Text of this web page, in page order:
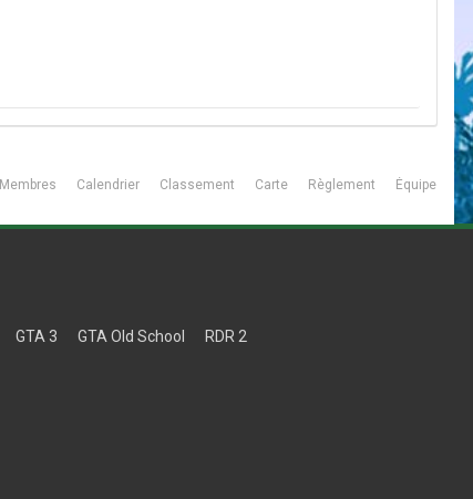
Membres Calendrier Classement Carte Règlement Équipe
GTA 3 GTA Old School RDR 2